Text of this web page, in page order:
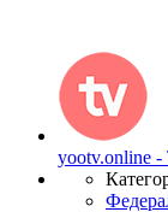
yootv.online